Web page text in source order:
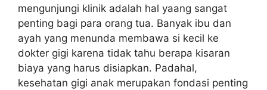
mengunjungi klinik adalah hal yaang sangat
penting bagi para orang tua. Banyak ibu dan
ayah yang menunda membawa si kecil ke
dokter gigi karena tidak tahu berapa kisaran
biaya yang harus disiapkan. Padahal,
kesehatan gigi anak merupakan fondasi penting